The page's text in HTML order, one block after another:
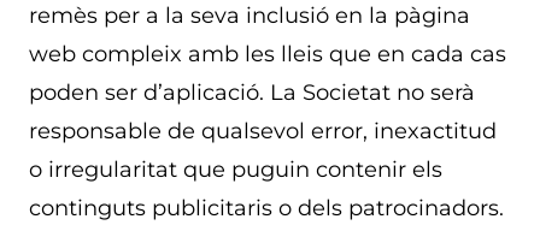
remès per a la seva inclusió en la pàgina
web compleix amb les lleis que en cada cas
poden ser d’aplicació. La Societat no serà
responsable de qualsevol error, inexactitud
o irregularitat que puguin contenir els
continguts publicitaris o dels patrocinadors.